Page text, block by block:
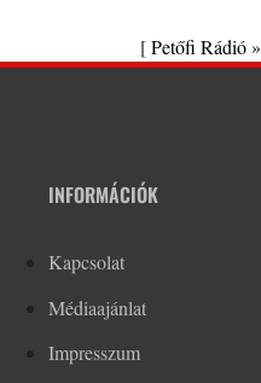
[Petőfi Rádió »
INFORMÁCIÓK
Kapcsolat
Médiaajánlat
Impresszum